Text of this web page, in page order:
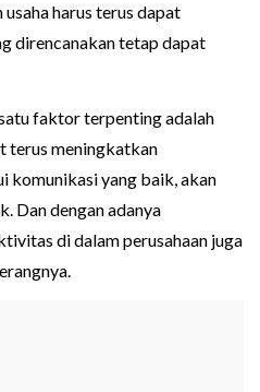
harus terus dapat
direncanakan tetap dapat
faktor terpenting adalah
terus meningkatkan
komunikasi yang baik, akan
Dan dengan adanya
di dalam perusahaan juga